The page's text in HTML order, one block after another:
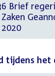
Brief
tijdens het